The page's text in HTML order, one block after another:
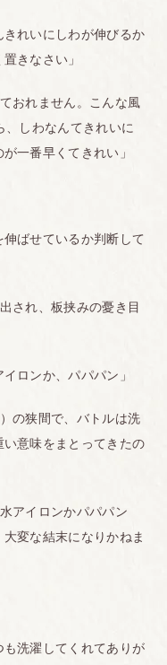
れいにしわが伸びるか
きなさい」
おれません。こんな風
しわなんてきれいに
一番早くてきれい」
伸ばせているか判断して
され、板挟みの憂き目
ロンか、パパパン」
の狭間で、バトルは洗
意味をまとってきたの
アイロンかパパパン
変な結末になりかねま
も洗濯してくれてありが